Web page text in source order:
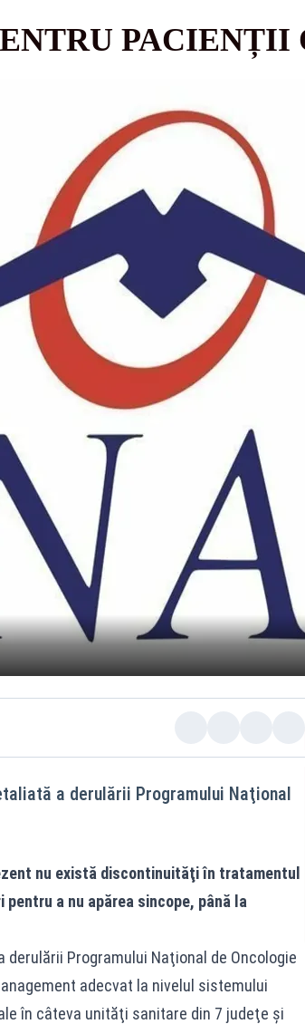
a derulării Programului Naţional
nu există discontinuităţi în tratamentul
a nu apărea sincope, până la
Programului Naţional de Oncologie
adecvat la nivelul sistemului
în câteva unităţi sanitare din 7 judeţe şi